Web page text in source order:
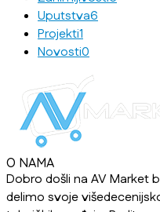
Uputstva6
Projekti1
Novosti0
O NAMA
Dobro došli na AV Market
delimo svoje